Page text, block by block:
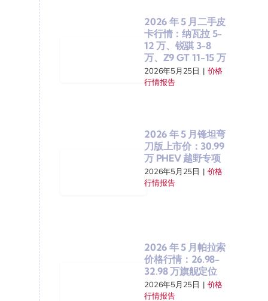
2026 年 5 月二手皮
卡行情：纳瓦拉 5-
12 万、锐骐 3-8
万、Z9 GT 11-15 万
2026年5月25日 | 价格
行情报告
2026 年 5 月锋坦弯
刀版上市价：30.99
万 PHEV 越野专项
2026年5月25日 | 价格
行情报告
2026 年 5 月帕拉索
价格行情：26.98-
32.98 万旗舰定位
2026年5月25日 | 价格
行情报告